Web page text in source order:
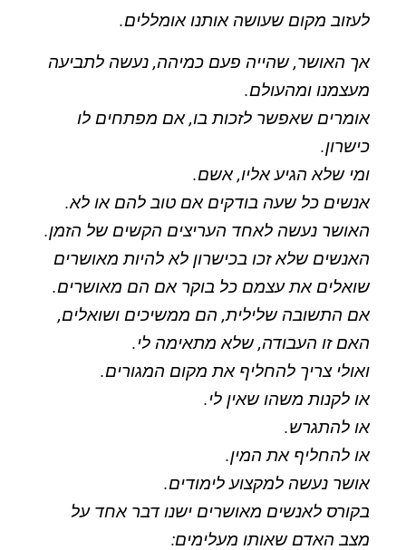
לעזוב מקום שעושה אותנו אומללים.
אך האושר, שהייה פעם כמיהה, נעשה לתביעה
מעצמנו ומהעולם.
אומרים שאפשר לזכות בו, אם מפתחים לו
כישרון.
ומי שלא הגיע אליו, אשם.
אנשים כל שעה בודקים אם טוב להם או לא.
האושר נעשה לאחד העריצים הקשים של הזמן.
האנשים שלא זכו בכישרון לא להיות מאושרים
שואלים את עצמם כל בוקר אם הם מאושרים.
אם התשובה שלילית, הם ממשיכים ושואלים,
האם זו העבודה, שלא מתאימה לי.
ואולי צריך להחליף את מקום המגורים.
או לקנות משהו שאין לי.
או להתגרש.
או להחליף את המין.
אושר נעשה למקצוע לימודים.
בקורס לאנשים מאושרים ישנו דבר אחד על
מצב האדם שאותו מעלימים: